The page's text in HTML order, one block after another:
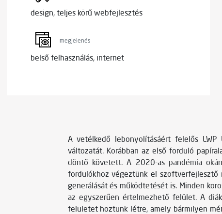
design, teljes körű webfejlesztés
megjelenés
belső felhasználás, internet
A vetélkedő lebonyolításáért felelős
változatát. Korábban az első forduló
döntő követett. A 2020-as pandémia
fordulókhoz végeztünk el szoftverfejlesztő
generálását és működtetését is. Minden
az egyszerűen értelmezhető felület. A
felületet hoztunk létre, amely bármilyen